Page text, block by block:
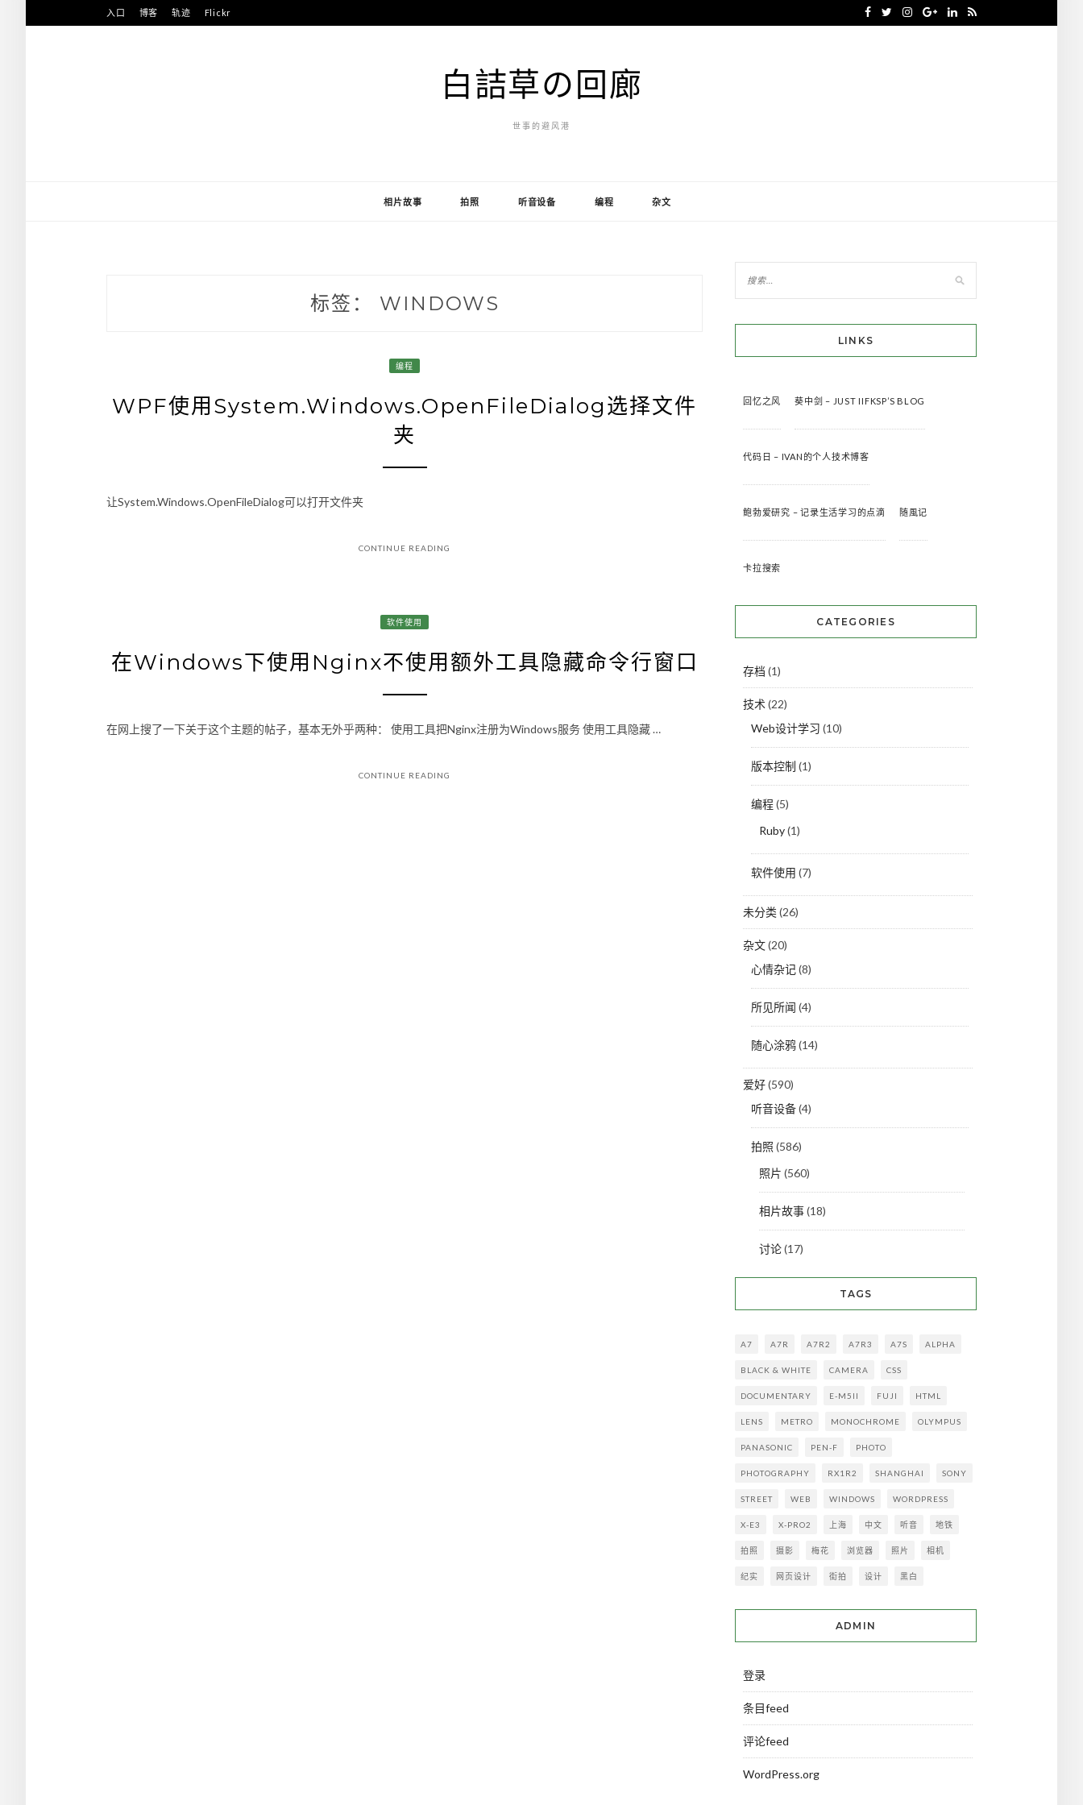
to
入口 博客 轨迹 Flickr
白詰草の回廊
世事的避风港
相片故事 拍照 听音设备 编程 杂文
标签： WINDOWS
编程
WPF使用System.Windows.OpenFileDialog选择文件
夹
让System.Windows.OpenFileDialog可以打开文件夹
CONTINUE READING
软件使用
在Windows下使用Nginx不使用额外工具隐藏命令行窗口
在网上搜了一下关于这个主题的帖子，基本无外乎两种： 使用工具把Nginx注册为Windows服务 使用工具隐藏 …
CONTINUE READING
LINKS
回忆之风 葵中剑 – JUST IIFKSP’S BLOG
代码日 – IVAN的个人技术博客
鲍勃爱研究 – 记录生活学习的点滴 随風记
卡拉搜索
CATEGORIES
存档 (1)
技术 (22)
Web设计学习 (10)
版本控制 (1)
编程(5)
Ruby(1)
软件使用 (7)
未分类(26)
杂文(20)
心情杂记(8)
所见所闻 (4)
随心涂鸦(14)
爱好(590)
听音设备(4)
拍照 (586)
照片 (560)
相片故事(18)
讨论(17)
TAGS
A7 A7R A7R2 A7R3 A7S ALPHA
BLACK & WHITE CAMERA CSS
DOCUMENTARY E-M5II FUJI HTML
LENS METRO MONOCHROME OLYMPUS
PANASONIC PEN-F PHOTO
PHOTOGRAPHY RX1R2 SHANGHAI SONY
STREET WEB WINDOWS WORDPRESS
X-E3 X-PRO2 上海 中文 听音 地铁
拍照 摄影 梅花 浏览器 照片 相机
纪实 网页设计 街拍 设计 黑白
ADMIN
登录
条目feed
评论feed
WordPress.org